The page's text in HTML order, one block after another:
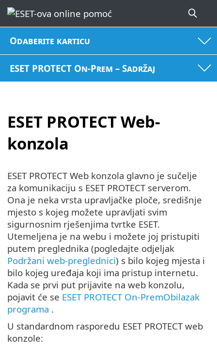
Odaberite karticu
ESET PROTECT On-Prem – Sadržaj
ESET PROTECT Web-
konzola
ESET PROTECT Web konzola glavno je sučelje
za komunikaciju s ESET PROTECT serverom.
Ona je neka vrsta upravljačke ploče, središnje
mjesto s kojeg možete upravljati svim
sigurnosnim rješenjima tvrtke ESET.
Utemeljena je na webu i možete joj pristupiti
putem preglednika (pogledajte odjeljak
Podržani web-preglednici) s bilo kojeg mjesta i
bilo kojeg uređaja koji ima pristup internetu.
Kada se prvi put prijavite na web konzolu,
pojavit će se ESET PROTECT On-PremObilazak
programa .
U standardnom rasporedu ESET PROTECT web
konzole: